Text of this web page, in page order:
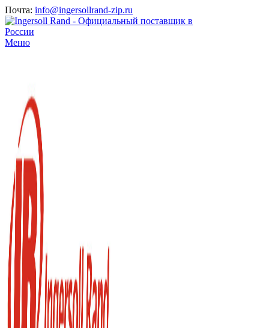
Почта: info@ingersollrand-zip.ru
Меню